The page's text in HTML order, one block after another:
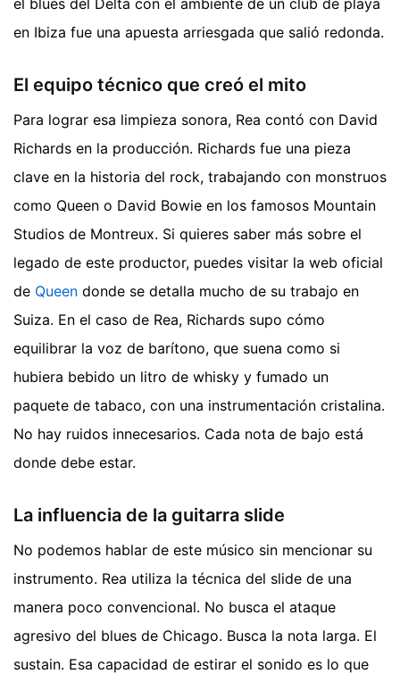
en Ibiza fue una apuesta arriesgada que salió redonda.
El equipo técnico que creó el mito
Para lograr esa limpieza sonora, Rea contó con David
Richards en la producción. Richards fue una pieza
clave en la historia del rock, trabajando con monstruos
como Queen o David Bowie en los famosos Mountain
Studios de Montreux. Si quieres saber más sobre el
legado de este productor, puedes visitar la web oficial
de Queen donde se detalla mucho de su trabajo en
Suiza. En el caso de Rea, Richards supo cómo
equilibrar la voz de barítono, que suena como si
hubiera bebido un litro de whisky y fumado un
paquete de tabaco, con una instrumentación cristalina.
No hay ruidos innecesarios. Cada nota de bajo está
donde debe estar.
La influencia de la guitarra slide
No podemos hablar de este músico sin mencionar su
instrumento. Rea utiliza la técnica del slide de una
manera poco convencional. No busca el ataque
agresivo del blues de Chicago. Busca la nota larga. El
sustain. Esa capacidad de estirar el sonido es lo que